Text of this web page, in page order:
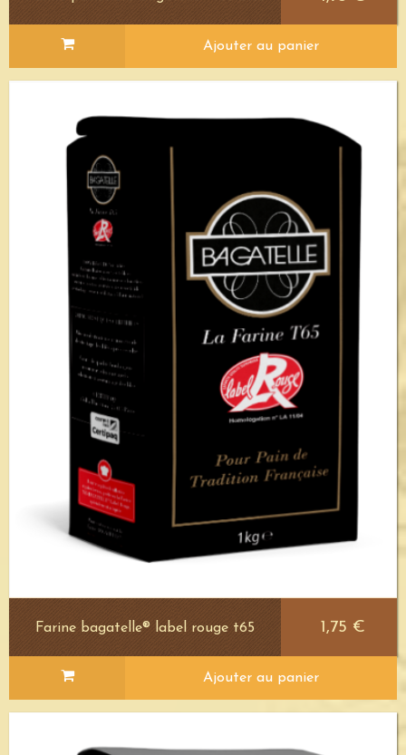
Voir le détail
Ajouter au panier
Farine bagatelle® label rouge t65 1,75 €
Ajouter au panier